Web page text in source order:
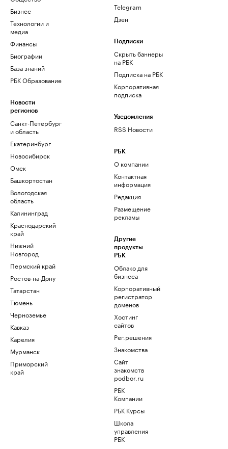
Бизнес
Технологии и
медиа
Финансы
Биографии
База знаний
РБК Образование
Новости
регионов
Санкт-Петербург
и область
Екатеринбург
Новосибирск
Омск
Башкортостан
Вологодская
область
Калининград
Краснодарский
край
Нижний
Новгород
Пермский край
Ростов-на-Дону
Татарстан
Тюмень
Черноземье
Кавказ
Карелия
Мурманск
Приморский
край
Telegram
Дзен
Подписки
Скрыть баннеры
на РБК
Подписка на РБК
Корпоративная
подписка
Уведомления
RSS Новости
РБК
О компании
Контактная
информация
Редакция
Размещение
рекламы
Другие
продукты
РБК
Облако для
бизнеса
Корпоративный
регистратор
доменов
Хостинг
сайтов
Рег.решения
Знакомства
Сайт
знакомств
podbor.ru
РБК
Компании
РБК Курсы
Школа
управления
РБК